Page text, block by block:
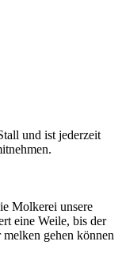
und ist jederzeit
Molkerei unsere
eine Weile, bis der
gehen können